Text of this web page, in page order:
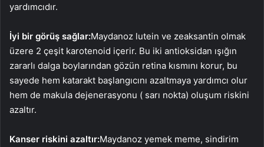
yardımcıdır.
İyi bir görüş sağlar:Maydanoz lutein ve zeaksantin olmak
üzere 2 çeşit karotenoid içerir. Bu iki antioksidan ışığın
zararlı dalga boylarından gözün retina kısmını korur, bu
sayede hem katarakt başlangıcını azaltmaya yardımcı olur
hem de makula dejenerasyonu ( sarı nokta) oluşum riskini
azaltır.
Kanser riskini azaltır:Maydanoz yemek meme, sindirim